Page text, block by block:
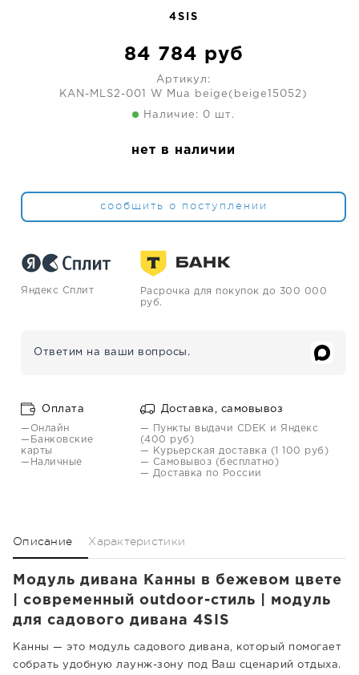
4SIS
84 784 руб
Артикул:
KAN-MLS2-001 W Mua beige(beige15052)
Наличие: 0 шт.
нет в наличии
сообщить о поступлении
Яндекс Сплит
Расрочка для покупок до 300 000
руб.
Ответим на ваши вопросы.
Оплата
—Онлайн
—Банковские
карты
—Наличные
Доставка, самовывоз
— Пункты выдачи CDEK и Яндекс
(400 руб)
— Курьерская доставка (1 100 руб)
— Самовывоз (бесплатно)
— Доставка по России
Описание Характеристики
Модуль дивана Канны в бежевом цвете
| современный outdoor-стиль | модуль
для садового дивана 4SIS
Канны — это модуль садового дивана, который помогает
собрать удобную лаунж-зону под Ваш сценарий отдыха.